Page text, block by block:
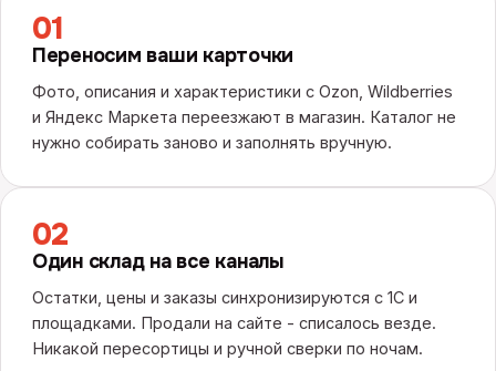
01
Переносим ваши карточки
Фото, описания и характеристики с Ozon, Wildberries
и Яндекс Маркета переезжают в магазин. Каталог не
нужно собирать заново и заполнять вручную.
02
Один склад на все каналы
Остатки, цены и заказы синхронизируются с 1С и
площадками. Продали на сайте - списалось везде.
Никакой пересортицы и ручной сверки по ночам.